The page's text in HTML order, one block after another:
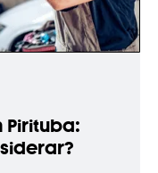
Pirituba: